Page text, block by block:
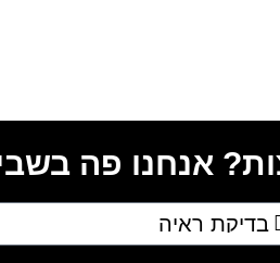
אנחנו פה